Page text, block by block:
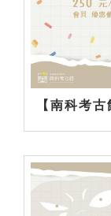
【南科考